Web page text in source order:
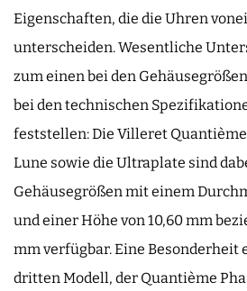
Eigenschaften, die die Uhren
unterscheiden. Wesentliche
zum einen bei den
bei den technischen
feststellen: Die Villeret Quantième
Lune sowie die Ultraplate sind
Gehäusegrößen mit einem
und einer Höhe von 10,60 mm
mm verfügbar. Eine Besonderheit
dritten Modell, der Quantième